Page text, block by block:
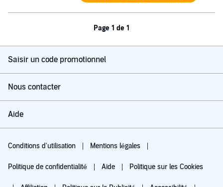
Page 1 de 1
Saisir un code promotionnel
Nous contacter
Aide
Conditions d'utilisation Mentions légales
Politique de confidentialité Aide Politique sur les Cookies